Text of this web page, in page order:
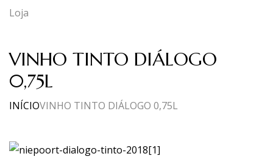
Loja
VINHO TINTO DIÁLOGO
0,75L
INÍCIOVINHO TINTO DIÁLOGO 0,75L